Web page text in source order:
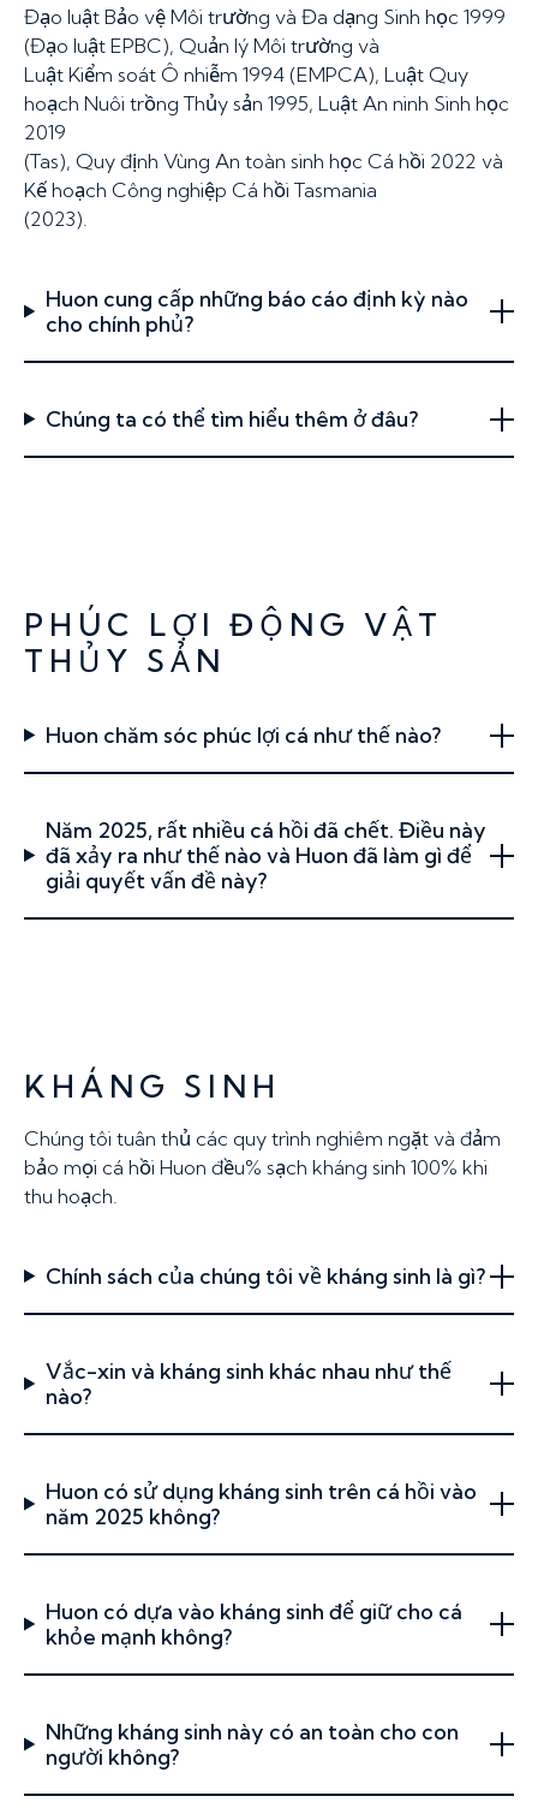
Đạo luật Bảo vệ Môi trường và Đa dạng Sinh học 1999
(Đạo luật EPBC), Quản lý Môi trường và
Luật Kiểm soát Ô nhiễm 1994 (EMPCA), Luật Quy
hoạch Nuôi trồng Thủy sản 1995, Luật An ninh Sinh học
2019
(Tas), Quy định Vùng An toàn sinh học Cá hồi 2022 và
Kế hoạch Công nghiệp Cá hồi Tasmania
(2023).
Huon cung cấp những báo cáo định kỳ nào
cho chính phủ?
Chúng ta có thể tìm hiểu thêm ở đâu?
PHÚC LỢI ĐỘNG VẬT
THỦY SẢN
Huon chăm sóc phúc lợi cá như thế nào?
Năm 2025, rất nhiều cá hồi đã chết. Điều này
đã xảy ra như thế nào và Huon đã làm gì để
giải quyết vấn đề này?
KHÁNG SINH
Chúng tôi tuân thủ các quy trình nghiêm ngặt và đảm
bảo mọi cá hồi Huon đều% sạch kháng sinh 100% khi
thu hoạch.
Chính sách của chúng tôi về kháng sinh là gì?
Vắc-xin và kháng sinh khác nhau như thế
nào?
Huon có sử dụng kháng sinh trên cá hồi vào
năm 2025 không?
Huon có dựa vào kháng sinh để giữ cho cá
khỏe mạnh không?
Những kháng sinh này có an toàn cho con
người không?